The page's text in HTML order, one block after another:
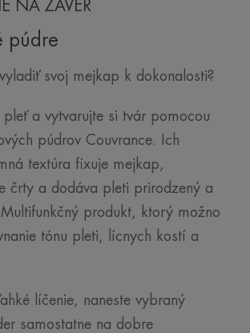
NA ZÁVER
púdre
svoj mejkap k dokonalosti?
pleť a vytvarujte si tvár pomocou
púdrov Couvrance. Ich
textúra fixuje mejkap,
črty a dodáva pleti prirodzený a
produkt, ktorý možno
tónu pleti, lícnych kostí a
líčenie, naneste vybraný
samostatne na dobre